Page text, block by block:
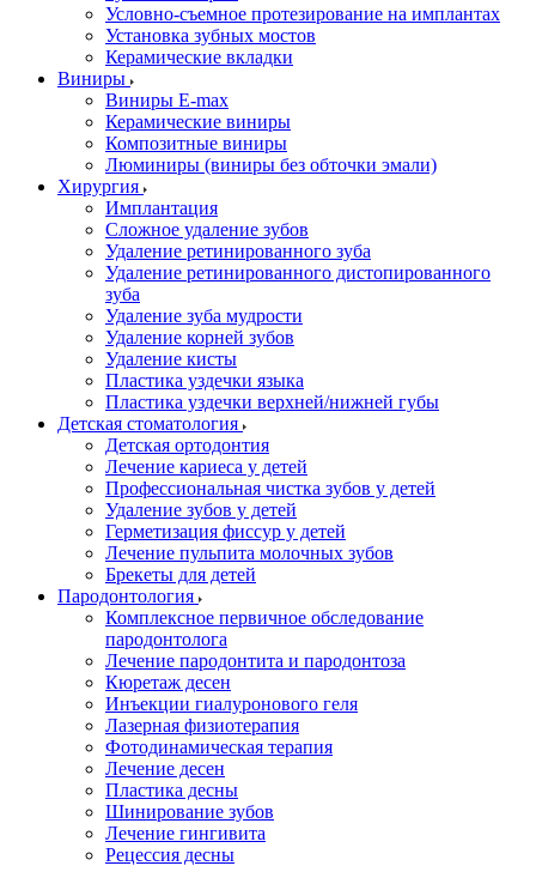
Условно-съемное протезирование на имплантах
Установка зубных мостов
Керамические вкладки
Виниры
Виниры E-max
Керамические виниры
Композитные виниры
Люминиры (виниры без обточки эмали)
Хирургия
Имплантация
Сложное удаление зубов
Удаление ретинированного зуба
Удаление ретинированного дистопированного
зуба
Удаление зуба мудрости
Удаление корней зубов
Удаление кисты
Пластика уздечки языка
Пластика уздечки верхней/нижней губы
Детская стоматология
Детская ортодонтия
Лечение кариеса у детей
Профессиональная чистка зубов у детей
Удаление зубов у детей
Герметизация фиссур у детей
Лечение пульпита молочных зубов
Брекеты для детей
Пародонтология
Комплексное первичное обследование
пародонтолога
Лечение пародонтита и пародонтоза
Кюретаж десен
Инъекции гиалуронового геля
Лазерная физиотерапия
Фотодинамическая терапия
Лечение десен
Пластика десны
Шинирование зубов
Лечение гингивита
Рецессия десны